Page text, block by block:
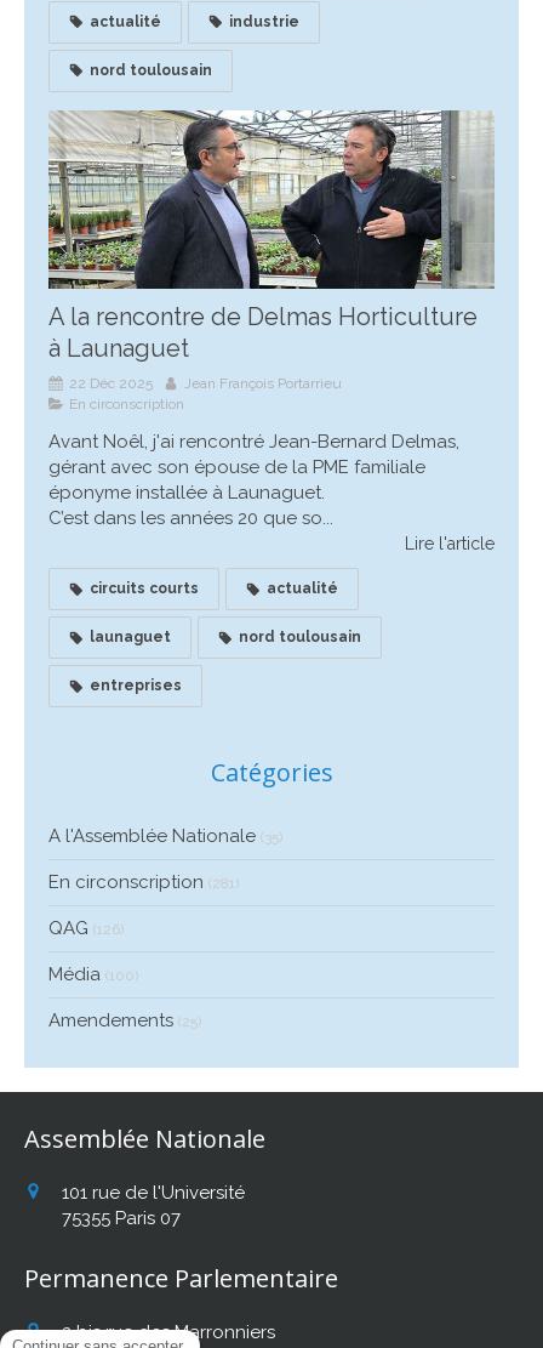
actualité industrie
nord toulousain
A la rencontre de Delmas Horticulture
à Launaguet
22 Déc 2025
Jean François Portarrieu
En circonscription
Avant Noêl, j'ai rencontré Jean-Bernard Delmas,
gérant avec son épouse de la PME familiale
éponyme installée à Launaguet.
C’est dans les années 20 que so...
Lire l'article
circuits courts actualité
launaguet nord toulousain
entreprises
Catégories
A l'Assemblée Nationale (35)
En circonscription (281)
QAG (126)
Média (100)
Amendements (25)
Assemblée Nationale
101 rue de l'Université
75355 Paris 07
Permanence Parlementaire
2 bis rue des Marronniers